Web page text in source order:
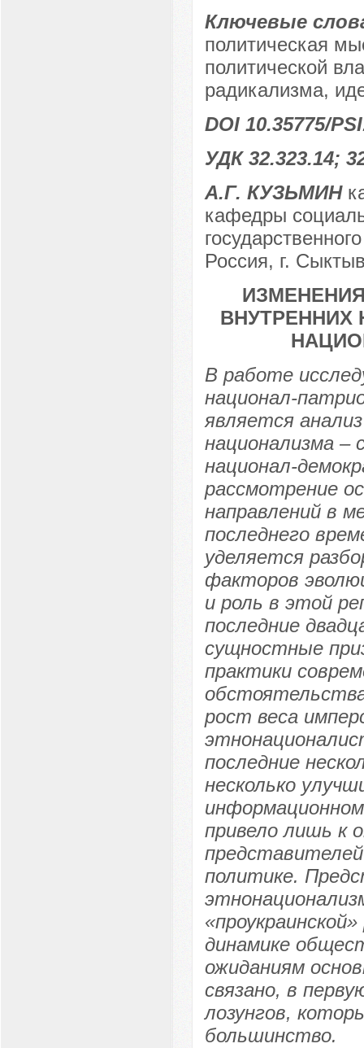
Ключевые
политическая
политической
радикализма,
DOI 10.35775/
УДК 32.323.14;
А.Г. КУЗЬМИН
кафедры
Россия, г.
ВНУТРЕННИХ
В работе
национал-
является
национализма –
национал-
рассмотрение
направлений в
последнего
уделяется
факторов
и роль в этой
последние
сущностные
практики
рост веса
последние
несколько
привело лишь к
политике.
динамике
ожиданиям
связано, в
лозунгов,
большинство.